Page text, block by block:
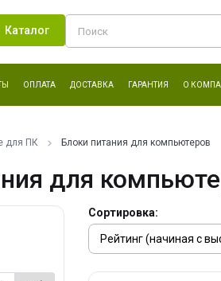
Каталог
ОПЛАТА ДОСТАВКА ГАРАНТИЯ О
для ПК Блоки питания для компьютеров
для
Сортировка: